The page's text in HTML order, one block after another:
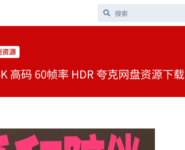
资源
高码 60帧率 HDR 夸克网盘资源下载